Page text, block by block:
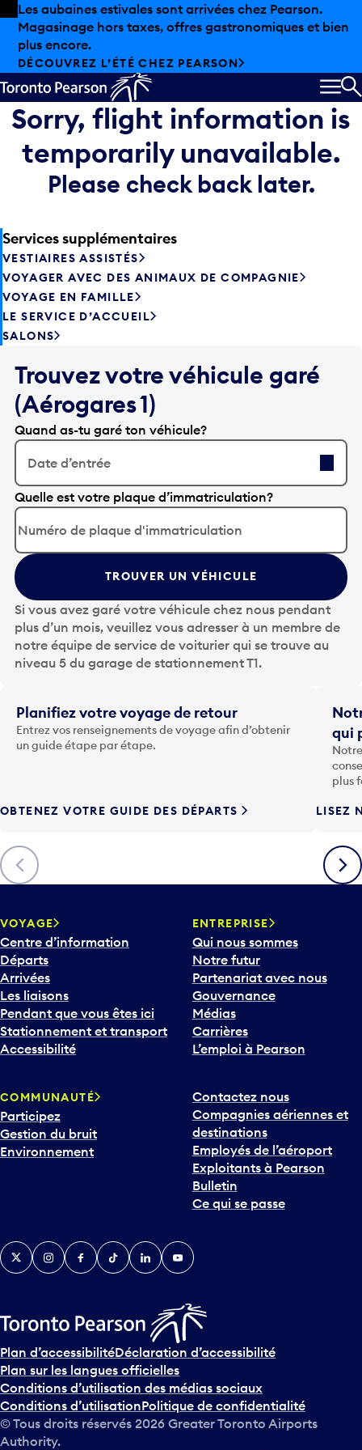
Skip to offers
Passer au contenu principal
Les aubaines estivales sont arrivées chez Pearson.
Magasinage hors taxes, offres gastronomiques et bien
plus encore.
DÉCOUVREZ L’ÉTÉ CHEZ PEARSON
Sorry, flight information is
temporarily unavailable.
Please check back later.
Services supplémentaires
VESTIAIRES ASSISTÉS
VOYAGER AVEC DES ANIMAUX DE COMPAGNIE
VOYAGE EN FAMILLE
LE SERVICE D’ACCUEIL
SALONS
Trouvez votre véhicule garé
(Aérogares 1)
Quand as-tu garé ton véhicule?
Date d’entrée
A
p
p
u
y
e
s
u
r
l
t
o
u
F
è
c
h
v
e
r
s
l
e
b
a
o
u
r
i
v
e
n
s
u
r
l
e
c
a
Quelle est votre plaque d’immatriculation?
TROUVER UN VÉHICULE
Si vous avez garé votre véhicule chez nous pendant
plus d’un mois, veuillez vous adresser à un membre de
notre équipe de service de voiturier qui se trouve au
niveau 5 du garage de stationnement T1.
Précédent
Planifiez votre voyage de retour
Entrez vos renseignements de voyage afin d’obtenir
un guide étape par étape.
OBTENEZ VOTRE GUIDE DES DÉPARTS
qui
plus
LISEZ
VOYAGE
Centre d’information
Départs
Arrivées
Les liaisons
Pendant que vous êtes ici
Stationnement et transport
Accessibilité
ENTREPRISE
Qui nous sommes
Notre futur
Partenariat avec nous
Gouvernance
Médias
Carrières
L’emploi à Pearson
COMMUNAUTÉ
Participez
Gestion du bruit
Environnement
Contactez nous
Compagnies aériennes et
destinations
Employés de l’aéroport
Exploitants à Pearson
Bulletin
Ce qui se passe
TwitterInstagramFacebook
TikTokLinkedInYouTube
Plan d’accessibilitéDéclaration d’accessibilité
Plan sur les langues officielles
Conditions d’utilisation des médias sociaux
Conditions d’utilisationPolitique de confidentialité
© Tous droits réservés 2026 Greater Toronto Airports
Authority.